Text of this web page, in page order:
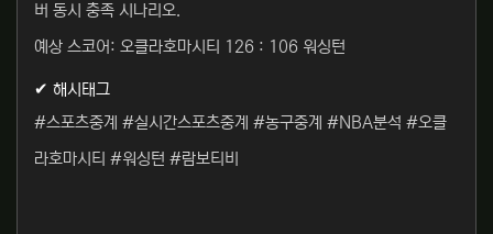
버 동시 충족 시나리오.
예상 스코어: 오클라호마시티 126 : 106 워싱턴
✔ 해시태그
#스포츠중계 #실시간스포츠중계 #농구중계 #NBA분석 #오클
라호마시티 #워싱턴 #람보티비